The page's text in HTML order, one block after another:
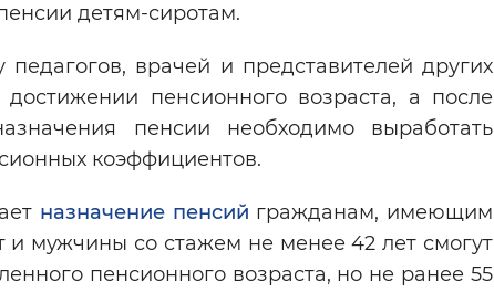
детям-сиротам.
врачей и представителей других
пенсионного возраста, а после
пенсии необходимо выработать
коэффициентов.
назначение пенсий гражданам, имеющим
мужчины со стажем не менее 42 лет смогут
пенсионного возраста, но не ранее 55